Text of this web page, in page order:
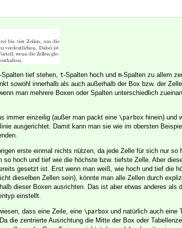
-Spalten tief stehen, t-Spalten hoch und m-Spalten zu allem
sowohl innerhalb als auch außerhalb der Box bzw. der
man mehrere Boxen oder Spalten unterschiedlich
immer einzeilig (außer man packt eine \parbox hinein) und
ausgerichtet. Damit kann man sie wie im obersten
erste einmal nichts nützen, da jede Zelle für sich nur so
hoch und tief wie die höchste bzw. tiefste Zelle. Aber
gesetzt ist. Erst wenn man weiß, wie hoch und tief die
dieselben Zellen sein), könnte man alle Zellen durch
dieser Boxen ausrichten. Das ist aber etwas anderes als
einstellt.
dass eine Zeile, eine \parbox und natürlich auch eine
die zentrierte Ausrichtung die Mitte der Box oder